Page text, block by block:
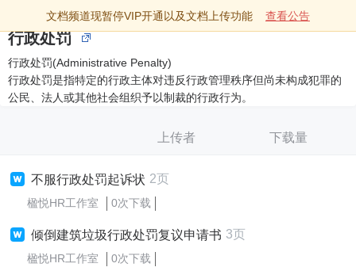
文档频道现暂停VIP开通以及文档上传功能 查看公告
行政处罚
行政处罚(Administrative Penalty)
行政处罚是指特定的行政主体对违反行政管理秩序但尚未构成犯罪的
公民、法人或其他社会组织予以制裁的行政行为。
上传者 下载量
不服行政处罚起诉状 2页
楹悦HR工作室 0次下载
倾倒建筑垃圾行政处罚复议申请书 3页
楹悦HR工作室 0次下载